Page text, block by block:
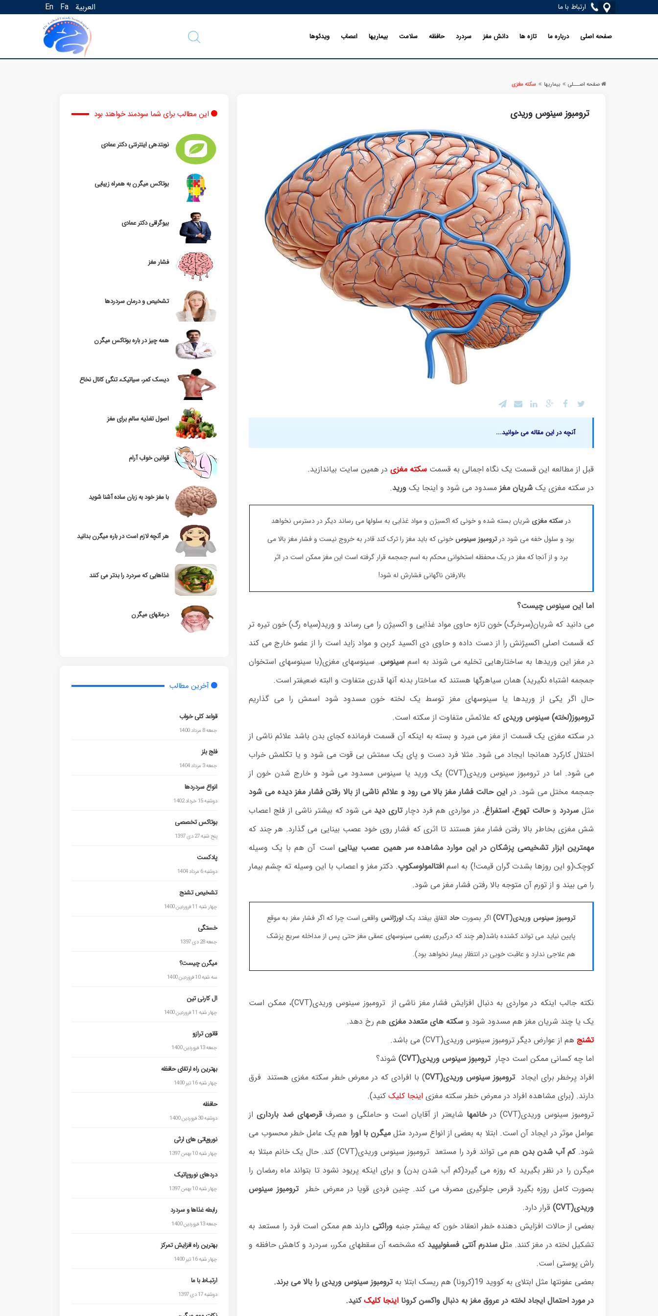
En Fa العربية ارتباط با ما
صفحه اصلی درباره ما تازه ها دانش مغز سردرد حافظه سلامت بیماریها اعصاب ویدئوها
صفحه اصـــلی بیماریها سکته مغزی
ترومبوز سینوس وریدی
آنچه در این مقاله می خوانید...
قبل از مطالعه این قسمت یک نگاه اجمالی به قسمت سکته مغزی در همین سایت بیاندازید.
در سکته مغزی یک شریان مغز مسدود می شود و اینجا یک ورید.
درسکته مغزی شریان بسته شده و خونی که اکسیژن و مواد غذایی به سلولها می رساند دیگر در دسترس نخواهد
بود و سلول خفه می شود درترومبوز سینوسخونی که باید مغز را ترک کند قادر به خروج نیست و فشار مغز بالا می
برد و از آنجا که مغز در یک محفظه استخوانی محکم به اسم جمجمه قرار گرفته است این مغز ممکن است در اثر
بالارفتن ناگهانی فشارش له شود!
اما این سینوس چیست؟
می دانید که شریان(سرخرگ) خون تازه حاوی مواد غذایی و اکسیژن را می رساند و ورید(سیاه رگ) خون تیره تر
که قسمت اصلی اکسیژنش را از دست داده و حاوی دی اکسید کربن و مواد زاید است را از عضو خارج می کند
در مغز این وریدها به ساختارهایی تخلیه می شوند به اسمسینوس. سینوسهای مغزی(با سینوسهای استخوان
جمجمه اشتباه نگیرید) همان سیاهرگها هستند که ساختار بدنه آنها قدری متفاوت و البته ضعیفتر است.
حال اگر یکی از وریدها یا سینوسهای مغز توسط یک لخته خون مسدود شود اسمش را می گذاریم
ترومبوز(لخته) سینوس وریدی که علائمش متفاوت از سکته است.
در سکته مغزی یک قسمت از مغز می میرد و بسته به اینکه آن قسمت فرمانده کجای بدن باشد علائم ناشی از
اختلال کارکرد همانجا ایجاد می شود. مثلا فرد دست و پای یک سمتش بی قوت می شود و یا تکلمش خراب
می شود. اما در ترومبوز سینوس وریدی(CVT) یک ورید یا سینوس مسدود می شود و خارج شدن خون از
جمجمه مختل می شود. در این حالت فشار مغز بالا می رود و علائم ناشی از بالا رفتن فشار مغز دیده می شود
مثل سردردوحالت تهوع،استفراغ. در مواردی هم فرد دچارتاری دید می شود که بیشتر ناشی از فلج اعصاب
شش مغزی بخاطر بالا رفتن فشار مغز هستند تا اثری که فشار روی خود عصب بینایی می گذارد. هر چند که
مهمترین ابزار تشخیصی پزشکان در این موارد مشاهده سر همین عصب بینایی است آن هم با یک وسیله
کوچک(و این روزها بشدت گران قیمت!) به اسمافتالمولوسکوپ. دکتر مغز و اعصاب با این وسیله ته چشم بیمار
را می بیند و از تورم آن متوجه بالا رفتن فشار مغز می شود.
ترومبوز سینوس وریدی(CVT) اگر بصورتحاداتفاق بیفتد یک اورژانسواقعی است چرا که اگر فشار مغز به موقع
پایین نیاید می تواند کشنده باشد(هر چند که درگیری بعضی سینوسهای عمقی مغز حتی پس از مداخله سریع پزشک
هم علاجی ندارد و عاقبت خوبی در انتظار بیمار نخواهد بود).
نکته جالب اینکه در مواردی به دنبال افزایش فشار مغز ناشی از ترومبوز سینوس وریدی(CVT)، ممکن است
یک یا چند شریان مغز هم مسدود شود و سکته های متعدد مغزی هم رخ دهد.
تشنج هم از عوارض دیگر ترومبوز سینوس وریدی(CVT) می باشد.
اما چه کسانی ممکن است دچارترومبوز سینوس وریدی(CVT)
شوند؟
افراد پرخطر برای ایجادترومبوز سینوس وریدی(CVT
) با افرادی که در معرض خطر سکته مغزی هستند فرق
دارند. (برای مشاهده افراد در معرض خطر سکته مغزی اینجا کلیک کنید).
ترومبوز سینوس وریدی(CVT) در
خانمها شایعتر از آقایان است و حاملگی و مصرفقرصهای ضد بارداریاز
عوامل موثر در ایجاد آن است. ابتلا به بعضی از انواع سردرد مثل میگرن با اورا هم یک عامل خطر محسوب می
شود.کم آب شدن بدن
هم می تواند فرد را مستعد ترومبوز سینوس وریدی(CVT) کند. حال یک خانم مبتلا به
میگرن را در نظر بگیرید که روزه می گیرد(کم آب شدن بدن) و برای اینکه پریود نشود تا بتواند ماه رمضان را
بصورت کامل روزه بگیرد قرص جلوگیری مصرف می کند. چنین فردی قویا در معرض خطرترومبوز سینوس
وریدی(CVT)
قرار دارد.
بعضی از حالات افزایش دهنده خطر انعقاد خون که بیشتر جنبه وراثتیدارند هم ممکن است فرد را مستعد به
تشکیل لخته در مغز کنند. مثل سندرم آنتی فسفولیپید که مشخصه آن سقطهای مکرر، سردرد و کاهش حافظه و
راش پوستی است.
بعضی عفونتها مثل ابتلای به کووید 19(کرونا) هم ریسک ابتلا به
ترومبوز سینوس وریدی را بالا می برند.
در مورد احتمال ایجاد لخته در عروق مغز به دنبال واکسن کرونا اینجا کلیککنید.
این مطالب برای شما سودمند خواهند بود
نوبتدهی اینترنتی دکتر عمادی
بوتاکس میگرن به همراه زیبایی
بیوگرافی دکتر عمادی
فشار مغز
تشخیص و درمان سردردها
همه چیز در باره بوتاکس میگرن
دیسک کمر، سیاتیک، تنگی کانال نخاع
اصول تغذیه سالم برای مغز
قوانین خواب آرام
با مغز خود به زبان ساده آشنا شوید
هر آنچه لازم است در باره میگرن بدانید
غذاهایی که سردرد را بدتر می کنند
درمانهای میگرن
آخرین مطالب
قواعد کلی خواب
جمعه 8 مرداد 1400
فلج بلز
جمعه 3 مرداد 1404
انواع سردردها
دوشنبه 15 خرداد 1402
بوتاکس تخصصی
پنج شنبه 27 دی 1397
پادکست
دوشنبه 6 مرداد 1404
تشخیص تشنج
چهار شنبه 11 فروردین 1400
خستگی
جمعه 28 دی 1397
میگرن چیست؟
سه شنبه 10 فروردین 1400
ال کارنی تین
چهار شنبه 11 فروردین 1400
قانون ترازو
جمعه 13 فروردین 1400
بهترین راه ارتقای حافظه
چهار شنبه 16 تیر 1400
حافظه
دوشنبه 30 فروردین 1400
نوروپاتی های ارثی
چهار شنبه 10 بهمن 1397
دردهای نوروپاتیک
چهار شنبه 10 بهمن 1397
رابطه غذاها و سردرد
جمعه 13 فروردین 1400
بهترین راه افزایش تمرکز
چهار شنبه 16 تیر 1400
ارتبـاط با ما
دوشنبه 17 دی 1397